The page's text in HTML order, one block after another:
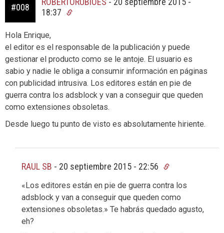
#008
18:37
Hola Enrique,
el editor es el responsable de la publicación y puede
gestionar el producto como se le antoje. El usuario es
sabio y nadie le obliga a consumir información en páginas
con publicidad intrusiva. Los editores están en pie de
guerra contra los adsblock y van a conseguir que queden
como extensiones obsoletas.
Desde luego tu punto de visto es absolutamente hiriente.
RAUL SB - 20 septiembre 2015 - 22:56
«Los editores están en pie de guerra contra los
adsblock y van a conseguir que queden como
extensiones obsoletas.» Te habrás quedado agusto,
eh?